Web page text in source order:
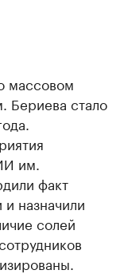
массовом
Бериева стало
им.
факт
назначили
солей